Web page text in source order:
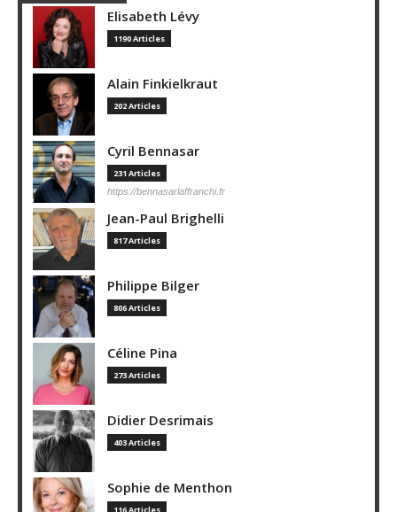
Elisabeth Lévy
1190 Articles
Alain Finkielkraut
202 Articles
Cyril Bennasar
231 Articles
https://bennasarlaffranchi.fr
Jean-Paul Brighelli
817 Articles
Philippe Bilger
806 Articles
Céline Pina
273 Articles
Didier Desrimais
403 Articles
Sophie de Menthon